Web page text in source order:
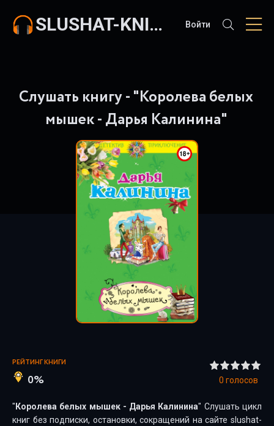
SLUSHAT-KNIGI.COM Войти
Слушать книгу - "Королева белых
мышек - Дарья Калинина"
РЕЙТИНГ КНИГИ
0% 0 голосов
" Королева белых мышек - Дарья Калинина" Слушать цикл
книг без подписки, остановки, сокращений на сайте slushat-